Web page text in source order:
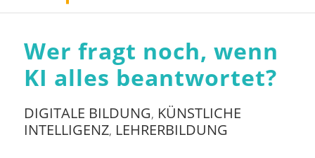
Wer fragt noch, wenn
KI alles beantwortet?
DIGITALE BILDUNG, KÜNSTLICHE
INTELLIGENZ, LEHRERBILDUNG